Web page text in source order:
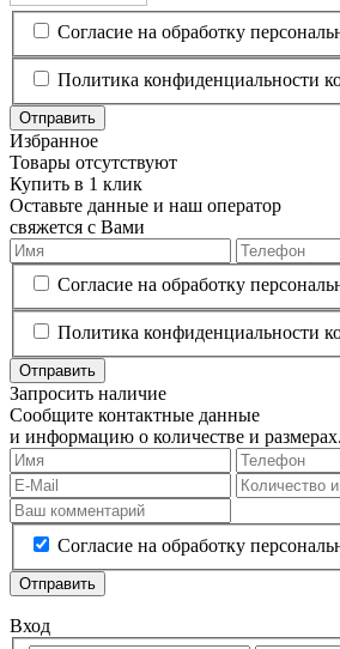
Согласие на обработку
Политика конфиденциальности
Отправить
Избранное
Товары отсутствуют
Купить в 1 клик
Оставьте данные и наш оператор
свяжется с Вами
Согласие на обработку
Политика конфиденциальности
Отправить
Запросить наличие
Сообщите контактные данные
и информацию о количестве и размерах.
Согласие на обработку
Отправить
Вход